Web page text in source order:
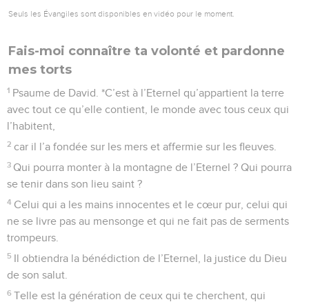
Seuls les Évangiles sont disponibles en vidéo pour le moment.
Fais-moi connaître ta volonté et pardonne
mes torts
1 Psaume de David. *C’est à l’Eternel qu’appartient la terre
avec tout ce qu’elle contient, le monde avec tous ceux qui
l’habitent,
2 car il l’a fondée sur les mers et affermie sur les fleuves.
3 Qui pourra monter à la montagne de l’Eternel ? Qui pourra
se tenir dans son lieu saint ?
4 Celui qui a les mains innocentes et le cœur pur, celui qui
ne se livre pas au mensonge et qui ne fait pas de serments
trompeurs.
5 Il obtiendra la bénédiction de l’Eternel, la justice du Dieu
de son salut.
6 Telle est la génération de ceux qui te cherchent, qui